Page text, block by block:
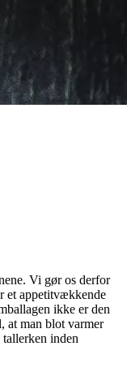
Vi gør os derfor
et appetitvækkende
ikke er den
at man blot varmer
tallerken inden